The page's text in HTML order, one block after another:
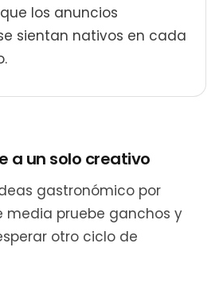
los anuncios
sientan nativos en cada
a un solo creativo
gastronómico por
media pruebe ganchos y
otro ciclo de